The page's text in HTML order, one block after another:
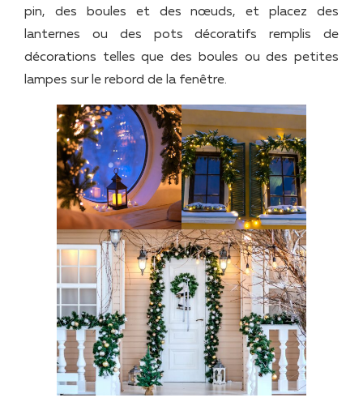
pin, des boules et des nœuds, et placez des
lanternes ou des pots décoratifs remplis de
décorations telles que des boules ou des petites
lampes sur le rebord de la fenêtre.